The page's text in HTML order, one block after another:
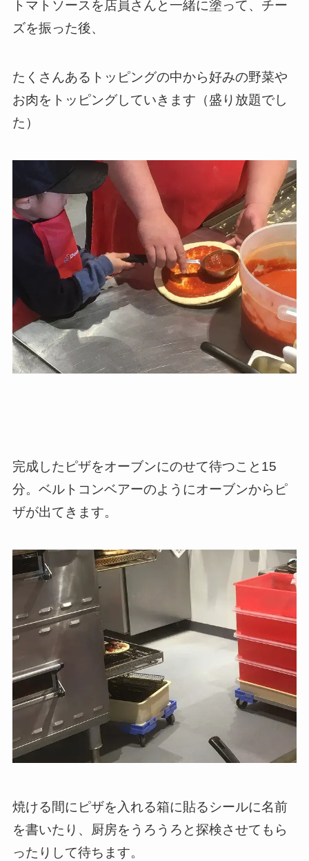
トマトソースを店員さんと一緒に塗って、チー
ズを振った後、
たくさんあるトッピングの中から好みの野菜や
お肉をトッピングしていきます（盛り放題でし
た）
完成したピザをオーブンにのせて待つこと15
分。ベルトコンベアーのようにオーブンからピ
ザが出てきます。
焼ける間にピザを入れる箱に貼るシールに名前
を書いたり、厨房をうろうろと探検させてもら
ったりして待ちます。